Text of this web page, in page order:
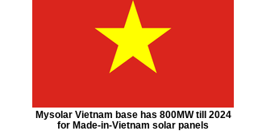
Mysolar Vietnam base has 800MW till 2024
for Made-in-Vietnam solar panels